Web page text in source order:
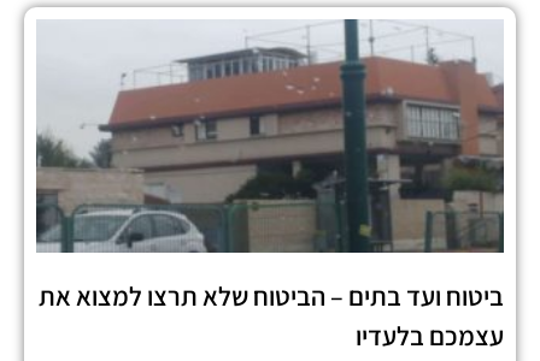
ביטוח ועד בתים – הביטוח שלא תרצו למצוא את
עצמכם בלעדיו